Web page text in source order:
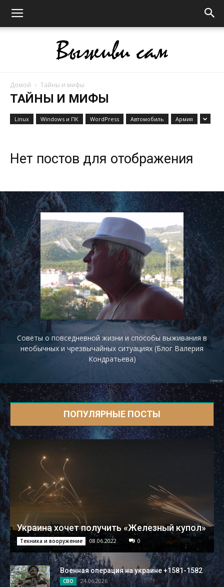
Домой Тайны и мифы
ТАЙНЫ И МИФЫ
Linux Windows и ПК WordPress Автомобиль Армия
Нет постов для отображения
Советы о повседневной жизни и способы выживания в
необычных и чрезвычайных ситуациях (Блог Валерия
Кондратьева)
ПОПУЛЯРНЫЕ ПОСТЫ
Украина хочет получить «Железный купол»
Техника и вооружение 08.06.2022 0
Военная операция на украине +1581-1582
СВО 24.06.2026